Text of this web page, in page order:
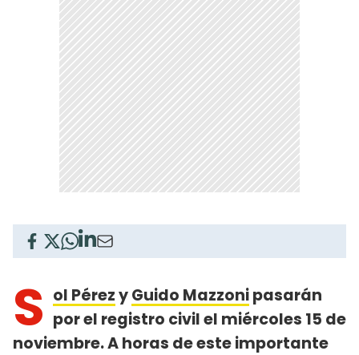
S ol PérezyGuido Mazzonipasarán
por el registro civil el miércoles 15 de
noviembre. A horas de este importante